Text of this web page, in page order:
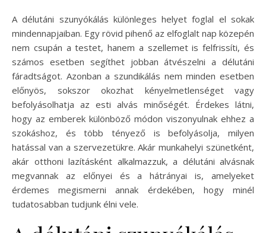
A délutáni szunyókálás különleges helyet foglal el sokak
mindennapjaiban. Egy rövid pihenő az elfoglalt nap közepén
nem csupán a testet, hanem a szellemet is felfrissíti, és
számos esetben segíthet jobban átvészelni a délutáni
fáradtságot. Azonban a szundikálás nem minden esetben
előnyös, sokszor okozhat kényelmetlenséget vagy
befolyásolhatja az esti alvás minőségét. Érdekes látni,
hogy az emberek különböző módon viszonyulnak ehhez a
szokáshoz, és több tényező is befolyásolja, milyen
hatással van a szervezetükre. Akár munkahelyi szünetként,
akár otthoni lazításként alkalmazzuk, a délutáni alvásnak
megvannak az előnyei és a hátrányai is, amelyeket
érdemes megismerni annak érdekében, hogy minél
tudatosabban tudjunk élni vele.